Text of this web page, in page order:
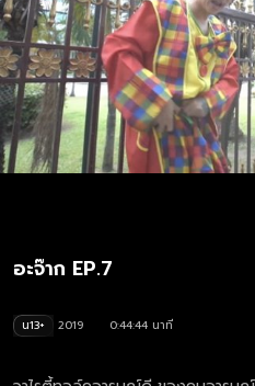
อะจ๊าก EP.7
น13+ 2019
0:44:44 นาที